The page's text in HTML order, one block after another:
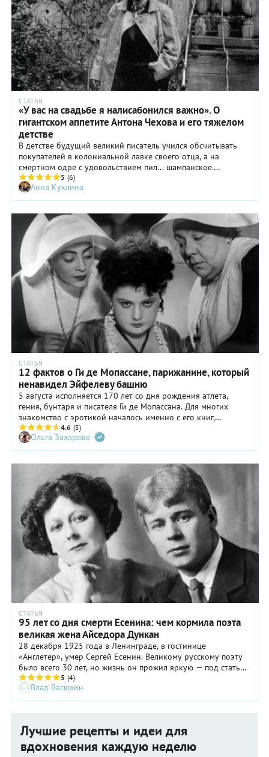
СТАТЬЯ
«У вас на свадьбе я налисабонился важно». О
гигантском аппетите Антона Чехова и его тяжелом
детстве
В детстве будущий великий писатель учился обсчитывать
покупателей в колониальной лавке своего отца, а на
смертном одре с удовольствием пил... шампанское.
Рассказываем о кулинарных похождениях и Антоши Чехонте,
и Антона Павловича Чехова.
5 (6)
Анна Куклина
СТАТЬЯ
12 фактов о Ги де Мопассане, парижанине, который
ненавидел Эйфелеву башню
5 августа исполняется 170 лет со дня рождения атлета,
гения, бунтаря и писателя Ги де Мопассана. Для многих
знакомство с эротикой началось именно с его книг,
например, с романа «Милый друг» или повести «Пышка». Ги
прожил всего 42 года и запомнился не только своими
произведениями, но и весьма своеобразным взглядом на
жизнь.
4.6 (5)
Ольга Захарова
СТАТЬЯ
95 лет со дня смерти Есенина: чем кормила поэта
великая жена Айседора Дункан
28 декабря 1925 года в Ленинграде, в гостинице
«Англетер», умер Сергей Есенин. Великому русскому поэту
было всего 30 лет, но жизнь он прожил яркую — под стать
себе и своей жене Айседоре. Кулинарная жизнь в этой семье
была не менее увлекательна: танцовщица покорила поэта с
помощью... картошки.
5 (4)
Влад Васюхин
Лучшие рецепты и идеи для
вдохновения каждую неделю